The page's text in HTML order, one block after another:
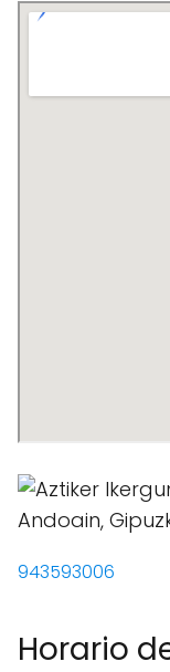
943593006
Horario